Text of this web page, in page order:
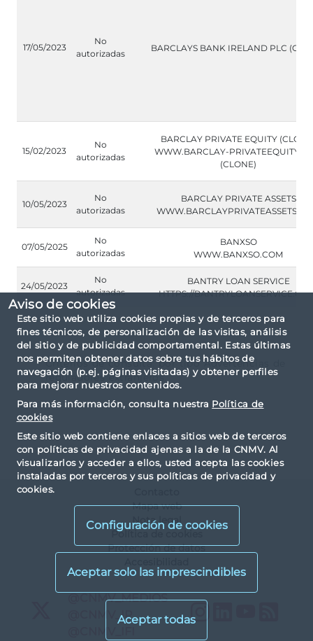
Aviso de cookies
Este sitio web utiliza cookies propias y de terceros para
fines técnicos, de personalización de las visitas, análisis
del sitio y de publicidad comportamental. Estas últimas
nos permiten obtener datos sobre tus hábitos de
navegación (p.ej. páginas visitadas) y obtener perfiles
para mejorar nuestros contenidos.
Para más información, consulta nuestra Política de
cookies
Este sitio web contiene enlaces a sitios web de terceros
con políticas de privacidad ajenas a la de la CNMV. Al
visualizarlos y acceder a ellos, usted acepta las cookies
instaladas por terceros y sus políticas de privacidad y
cookies.
Configuración de cookies
17/05/2023
No
autorizadas
BARCLAYS BANK IRELAND PLC
15/02/2023
No
autorizadas
BARCLAY PRIVATE EQUITY
WWW.BARCLAY-
(CLONE)
10/05/2023
No
autorizadas
BARCLAY PRIVATE ASSETS
07/05/2025
No
autorizadas
BANXSO
WWW.BANXSO.COM
24/05/2023
No
autorizadas
BANTRY LOAN SERVICE
HTTPS://
Criterios de consulta: por tipo Advertencias de
reguladores extranjeros.
Mapa web
Nota legal
Política de cookies
Protección de datos
@CNMV_MEDIOS
@CNMV_IP